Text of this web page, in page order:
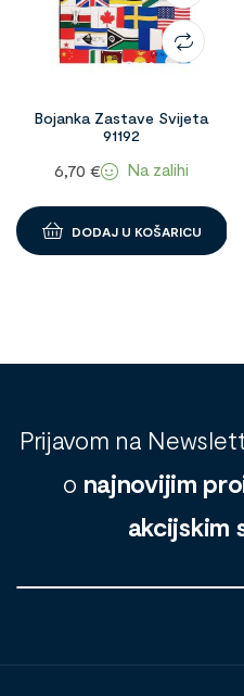
Bojanka Zastave Svijeta
91192
6,70€ Na zalihi
DODAJ U KOŠARICU
Prijavom na
o najnovijim
akcijskim